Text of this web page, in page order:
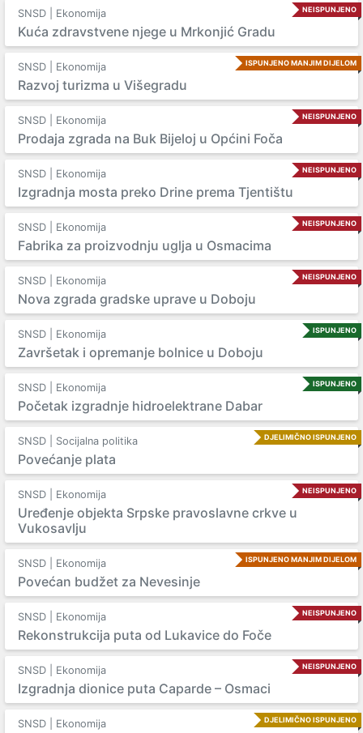
NEISPUNJENO
SNSD | Ekonomija
Kuća zdravstvene njege u Mrkonjić Gradu
ISPUNJENO MANJIM DIJELOM
SNSD | Ekonomija
Razvoj turizma u Višegradu
NEISPUNJENO
SNSD | Ekonomija
Prodaja zgrada na Buk Bijeloj u Općini Foča
NEISPUNJENO
SNSD | Ekonomija
Izgradnja mosta preko Drine prema Tjentištu
NEISPUNJENO
SNSD | Ekonomija
Fabrika za proizvodnju uglja u Osmacima
NEISPUNJENO
SNSD | Ekonomija
Nova zgrada gradske uprave u Doboju
ISPUNJENO
SNSD | Ekonomija
Završetak i opremanje bolnice u Doboju
ISPUNJENO
SNSD | Ekonomija
Početak izgradnje hidroelektrane Dabar
DJELIMIČNO ISPUNJENO
SNSD | Socijalna politika
Povećanje plata
NEISPUNJENO
SNSD | Ekonomija
Uređenje objekta Srpske pravoslavne crkve u
Vukosavlju
ISPUNJENO MANJIM DIJELOM
SNSD | Ekonomija
Povećan budžet za Nevesinje
NEISPUNJENO
SNSD | Ekonomija
Rekonstrukcija puta od Lukavice do Foče
NEISPUNJENO
SNSD | Ekonomija
Izgradnja dionice puta Caparde – Osmaci
DJELIMIČNO ISPUNJENO
SNSD | Ekonomija